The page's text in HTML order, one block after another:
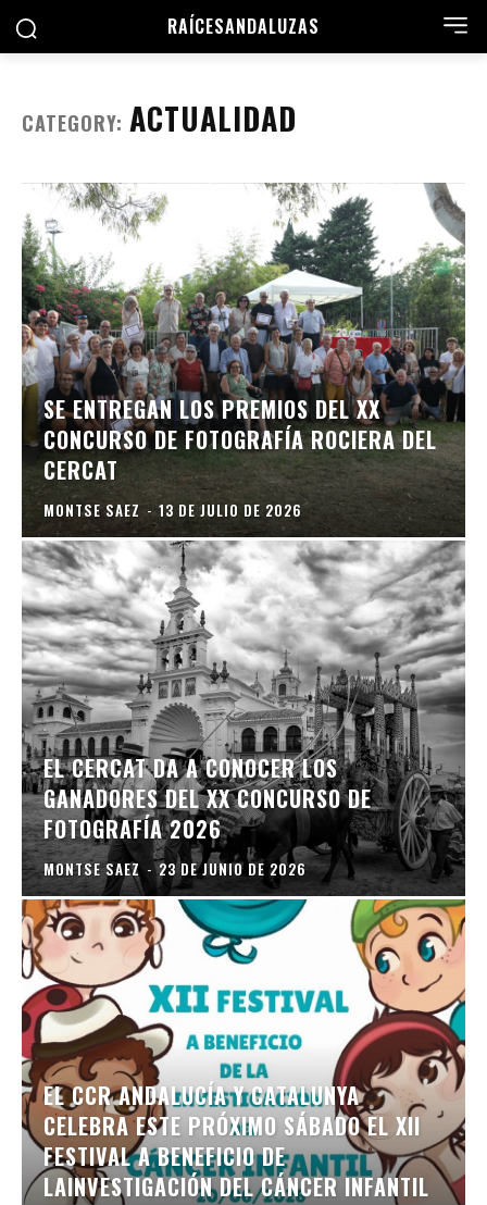
RAÍCESANDALUZAS
CATEGORY: ACTUALIDAD
SE ENTREGAN LOS PREMIOS DEL XX
CONCURSO DE FOTOGRAFÍA ROCIERA DEL
CERCAT
MONTSE SAEZ - 13 DE JULIO DE 2026
EL CERCAT DA A CONOCER LOS
GANADORES DEL XX CONCURSO DE
FOTOGRAFÍA 2026
MONTSE SAEZ - 23 DE JUNIO DE 2026
EL CCR ANDALUCÍA Y CATALUNYA
CELEBRA ESTE PRÓXIMO SÁBADO EL XII
FESTIVAL A BENEFICIO DE
LAINVESTIGACIÓN DEL CÁNCER INFANTIL